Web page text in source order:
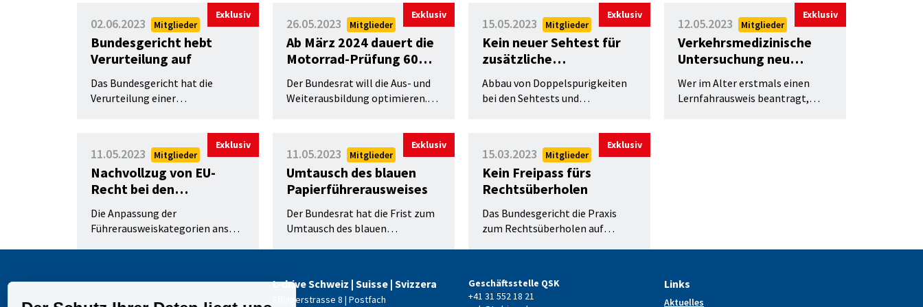
hat prüfen lassen, ob eine solche
Massnahme rechtlich zulässig
Personen per 1. Oktober 2023 in
Kraft gesetzt.
Führerausweis auf Probe in Kraft.
Verkehrszulassungsvorschriften
weniger zu tun haben?
Art. 27 Lernfahrten) teilweise
angepasst.
Exklusiv
02.06.2023 Mitglieder
Bundesgericht hebt
Verurteilung auf
Das Bundesgericht hat die
Verurteilung einer
Exklusiv
26.05.2023 Mitglieder
Ab März 2024 dauert die
Motorrad-Prüfung 60
Minuten
Der Bundesrat will die Aus- und
Weiterausbildung optimieren.
Exklusiv
15.05.2023 Mitglieder
Kein neuer Sehtest für
zusätzliche
Ausweiskategorie
Abbau von Doppelspurigkeiten
bei den Sehtests und
Lernfahr- oder Führerausweis
besitzt und eine neue
Ausweiskategorie erwerben will,
muss keinen zusätzlichen
Exklusiv
12.05.2023 Mitglieder
Verkehrsmedizinische
Untersuchung neu
geregelt
Wer im Alter erstmals einen
Lernfahrausweis beantragt,
Exklusiv
11.05.2023 Mitglieder
Nachvollzug von EU-
Recht bei den
Führerausweiskategorie
n
Die Anpassung der
Führerausweiskategorien ans
Exklusiv
11.05.2023 Mitglieder
Umtausch des blauen
Papierführerausweises
Der Bundesrat hat die Frist zum
Umtausch des blauen
Exklusiv
15.03.2023 Mitglieder
Kein Freipass fürs
Rechtsüberholen
Das Bundesgericht die Praxis
zum Rechtsüberholen auf
erhoben hatte.
L-drive Schweiz | Suisse | Svizzera
Effingerstrasse 8 | Postfach
Geschäftsstelle QSK
+41 31 552 18 21
Links
Aktuelles